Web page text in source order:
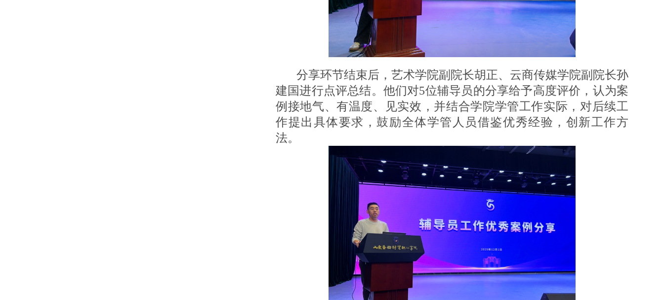
分享环节结束后，艺术学院副院长胡正、云商传媒学院副院长孙
建国进行点评总结。他们对5位辅导员的分享给予高度评价，认为案
例接地气、有温度、见实效，并结合学院学管工作实际，对后续工
作提出具体要求，鼓励全体学管人员借鉴优秀经验，创新工作方
法。